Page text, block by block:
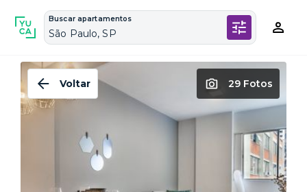
Buscar apartamentos
São Paulo, SP
Voltar 29 Fotos